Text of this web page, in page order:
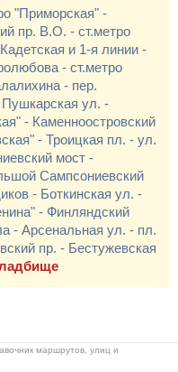
"Приморская" -
пр. В.О. - ст.метро
и 1-я линии -
- ст.метро
- пер.
ул. -
- Каменноостровский
- Троицкая пл. - ул.
мост -
Сампсониевский
- Боткинская ул. -
- Финляндский
- Арсенальная ул. - пл.
пр. - Бестужевская
маршрутов, улиц и